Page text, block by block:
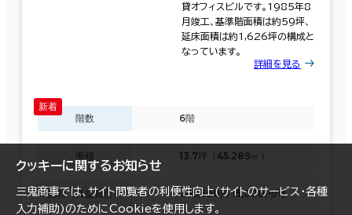
貸オフィスビルです。1985年8
月竣工、基準階面積は約59坪、
延床面積は約1,626坪の構成と
なっています。
詳細を見る
階数 6階
面積 13.7坪（45.289㎡）
賃料（共益費含） 205,500円 15,000円/坪
クッキーに関するお知らせ
三鬼商事では、サイト閲覧者の利便性向上(サイトのサービス・各種
入力補助)のためにCookieを使用します。